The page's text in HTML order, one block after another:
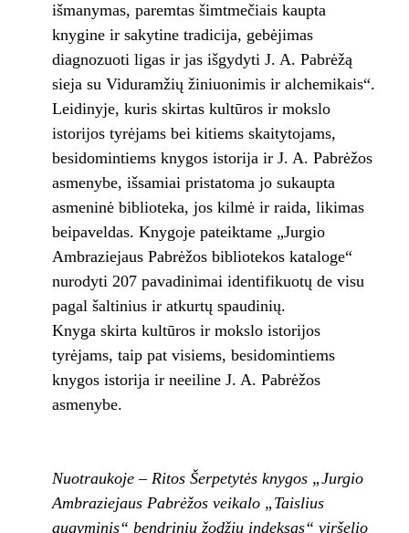
išmanymas, paremtas šimtmečiais kaupta
knygine ir sakytine tradicija, gebėjimas
diagnozuoti ligas ir jas išgydyti J. A. Pabrėžą
sieja su Viduramžių žiniuonimis ir alchemikais“.
Leidinyje, kuris skirtas kultūros ir mokslo
istorijos tyrėjams bei kitiems skaitytojams,
besidomintiems knygos istorija ir J. A. Pabrėžos
asmenybe, išsamiai pristatoma jo sukaupta
asmeninė biblioteka, jos kilmė ir raida, likimas
beipaveldas. Knygoje pateiktame „Jurgio
Ambraziejaus Pabrėžos bibliotekos kataloge“
nurodyti 207 pavadinimai identifikuotų de visu
pagal šaltinius ir atkurtų spaudinių.
Knyga skirta kultūros ir mokslo istorijos
tyrėjams, taip pat visiems, besidomintiems
knygos istorija ir neeiline J. A. Pabrėžos
asmenybe.
Nuotraukoje – Ritos Šerpetytės knygos „Jurgio
Ambraziejaus Pabrėžos veikalo „Taislius
augyminis“ bendrinių žodžių indeksas“ viršelio